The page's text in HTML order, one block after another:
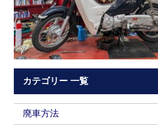
カテゴリー 一覧
廃車方法